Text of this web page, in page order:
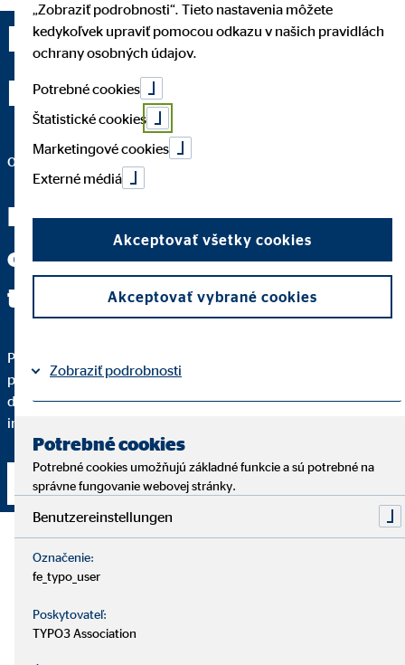
Dávid Jenčík —
Bratislava
obchodný vedúci pre OVB Allfinanz Slovensko a.s.
Keď dokážete jasne položiť
otázku, máte za sebou dve
tretiny cesty k odpovedi.
Pre kvalitné finančné sprostredkovanie je dôležité, aby ste
pochopili každý krok. Podrobne vám vysvetlím, prečo vám
dané finančné riešenie odporúčam a do akej miery spĺňa vaše
individuálne požiadavky.
Nadviazať kontakt
„Zobraziť podrobnosti“. Tieto nastavenia môžete
kedykoľvek upraviť pomocou odkazu v našich pravidlách
ochrany osobných údajov.
Potrebné cookies
Štatistické cookies
Marketingové cookies
Externé médiá
Akceptovať všetky cookies
Akceptovať vybrané cookies
Zobraziť podrobnosti
Potrebné cookies
Potrebné cookies umožňujú základné funkcie a sú potrebné na
správne fungovanie webovej stránky.
Benutzereinstellungen
Označenie:
fe_typo_user
Poskytovateľ:
TYPO3 Association